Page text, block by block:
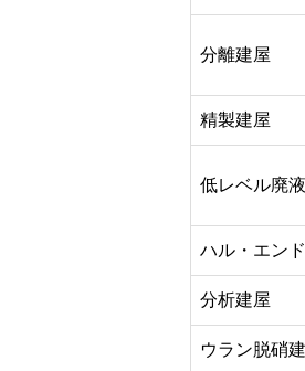
分離建屋
精製建屋
低レベル廃
ハル・エン
分析建屋
ウラン脱硝